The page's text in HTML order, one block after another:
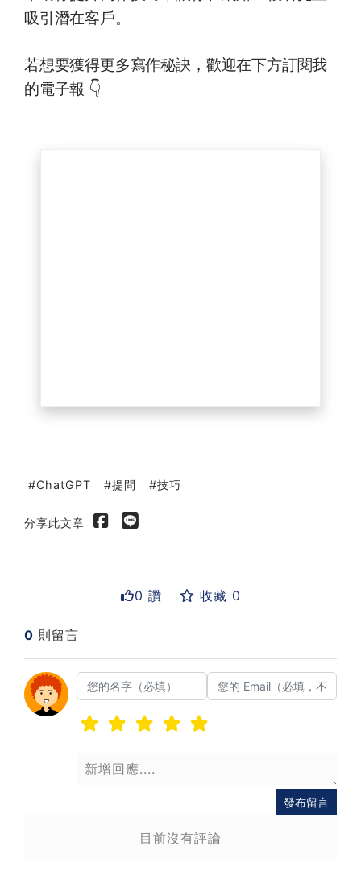
吸引潛在客戶。
若想要獲得更多寫作秘訣，歡迎在下方訂閱我
的電子報 👇
ChatGPT 提問 技巧
分享此文章
0 讚 收藏 0
0 則留言
發布留言
目前沒有評論